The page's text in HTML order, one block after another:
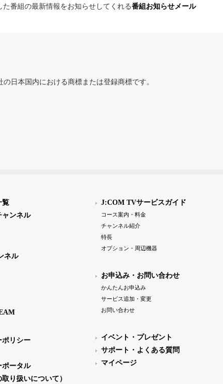
た番組の最新情報をお知らせしてくれる番組お知らせメール
日本国内における商標または登録商標です。
覧
ャンネル
ネル
ポリシー
ポータル
取り扱いについて）
J:COM TVサービスガイド
コース案内・料金
チャンネル紹介
特長
オプション・周辺機器
お申込み・お問い合わせ
かんたんお申込み
サービス追加・変更
お問い合わせ
イベント・プレゼント
サポート・よくある質問
マイページ